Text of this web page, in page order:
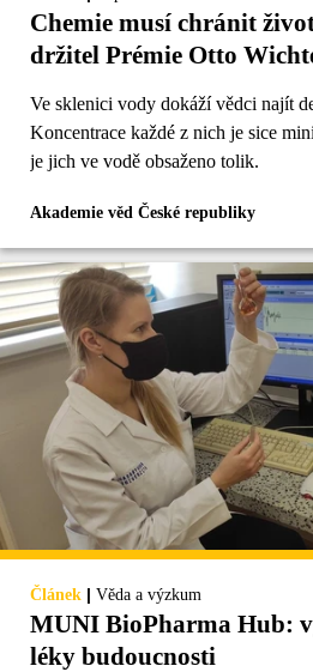
Chemie musí chránit
držitel Prémie Otto
Ve sklenici vody dokáží vědci najít
Koncentrace každé z nich je sice
je jich ve vodě obsaženo tolik.
Akademie věd České republiky
Článek | Věda a výzkum
MUNI BioPharma Hub:
léky budoucnosti